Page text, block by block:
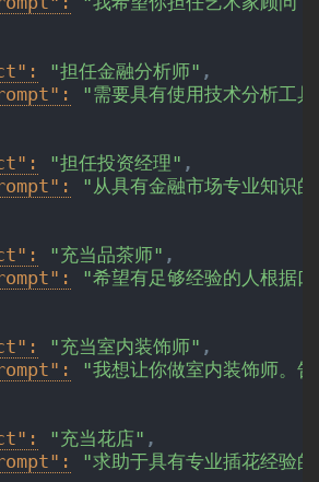
"担任金融分析师" ,
"需要具有使用技术分析工
"担任投资经理" ,
"从具有金融市场专业知识
"充当品茶师" ,
"希望有足够经验的人根据
"充当室内装饰师" ,
"我想让你做室内装饰师。
"充当花店" ,
"求助于具有专业插花经验